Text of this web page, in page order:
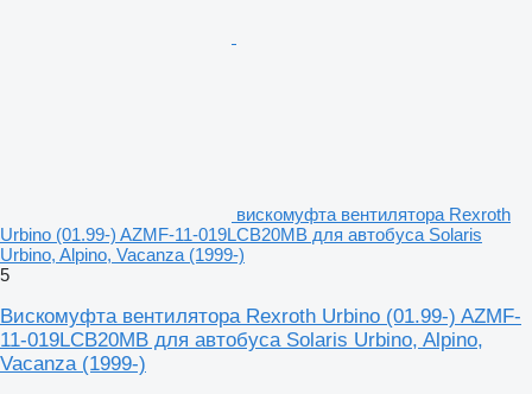
вискомуфта вентилятора Rexroth
Urbino (01.99-) AZMF-11-019LCB20MB для автобуса Solaris
Urbino, Alpino, Vacanza (1999-)
5
Вискомуфта вентилятора Rexroth Urbino (01.99-) AZMF-
11-019LCB20MB для автобуса Solaris Urbino, Alpino,
Vacanza (1999-)